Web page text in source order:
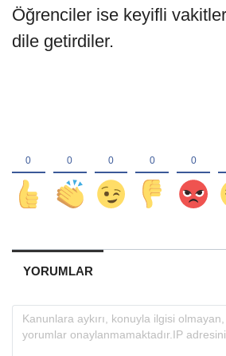
Öğrenciler ise keyifli
dile getirdiler.
YORUMLAR